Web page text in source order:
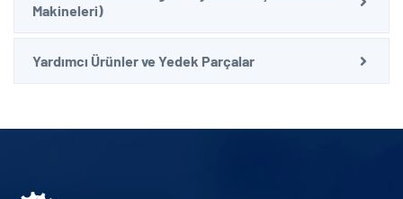
Makineleri)
Yardımcı Ürünler ve Yedek Parçalar